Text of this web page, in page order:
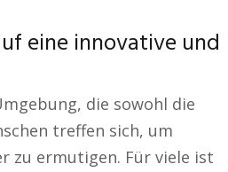
eine innovative und
die sowohl die
treffen sich, um
zu ermutigen. Für viele ist